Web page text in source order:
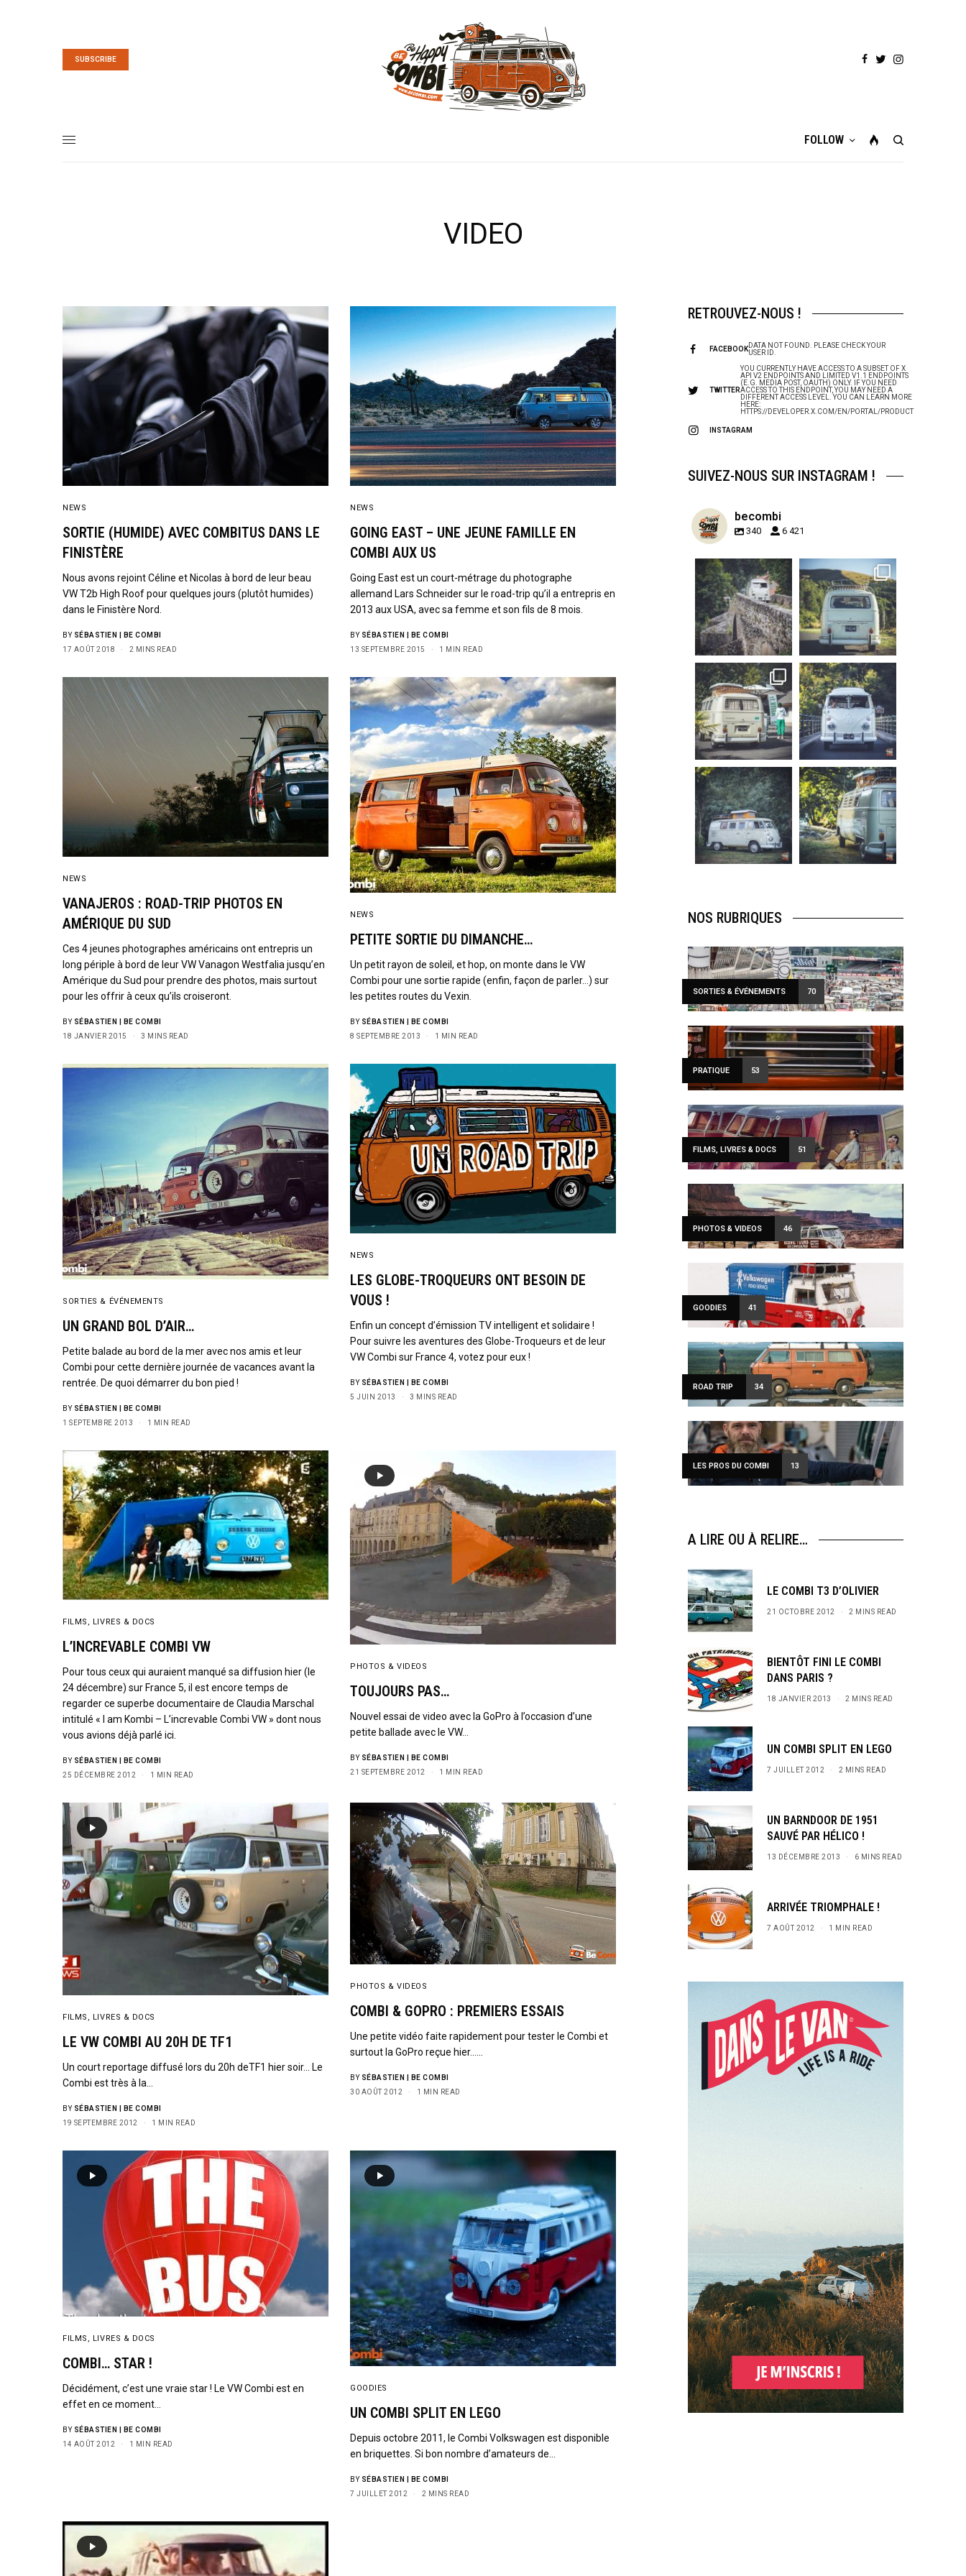
Sign Up to Our Newsletter
Get notified about exclusive offers every
week!
I would like to receive news and special offers.
SUBSCRIBE
FOLLOW
VIDEO
NEWS
SORTIE (HUMIDE) AVEC COMBITUS DANS LE
FINISTÈRE
Nous avons rejoint Céline et Nicolas à bord de leur beau
VW T2b High Roof pour quelques jours (plutôt humides)
dans le Finistère Nord.
BY SÉBASTIEN | BE COMBI
17 AOÛT 2018
2 MINS READ
NEWS
GOING EAST – UNE JEUNE FAMILLE EN
COMBI AUX US
Going East est un court-métrage du photographe
allemand Lars Schneider sur le road-trip qu’il a entrepris en
2013 aux USA, avec sa femme et son fils de 8 mois.
BY SÉBASTIEN | BE COMBI
13 SEPTEMBRE 2015
1 MIN READ
NEWS
VANAJEROS : ROAD-TRIP PHOTOS EN
AMÉRIQUE DU SUD
Ces 4 jeunes photographes américains ont entrepris un
long périple à bord de leur VW Vanagon Westfalia jusqu’en
Amérique du Sud pour prendre des photos, mais surtout
pour les offrir à ceux qu’ils croiseront.
BY SÉBASTIEN | BE COMBI
18 JANVIER 2015
3 MINS READ
NEWS
PETITE SORTIE DU DIMANCHE…
Un petit rayon de soleil, et hop, on monte dans le VW
Combi pour une sortie rapide (enfin, façon de parler…) sur
les petites routes du Vexin.
BY SÉBASTIEN | BE COMBI
8 SEPTEMBRE 2013
1 MIN READ
SORTIES & ÉVÉNEMENTS
UN GRAND BOL D’AIR…
Petite balade au bord de la mer avec nos amis et leur
Combi pour cette dernière journée de vacances avant la
rentrée. De quoi démarrer du bon pied !
BY SÉBASTIEN | BE COMBI
1 SEPTEMBRE 2013
1 MIN READ
NEWS
LES GLOBE-TROQUEURS ONT BESOIN DE
VOUS !
Enfin un concept d’émission TV intelligent et solidaire !
Pour suivre les aventures des Globe-Troqueurs et de leur
VW Combi sur France 4, votez pour eux !
BY SÉBASTIEN | BE COMBI
5 JUIN 2013
3 MINS READ
FILMS, LIVRES & DOCS
L’INCREVABLE COMBI VW
Pour tous ceux qui auraient manqué sa diffusion hier (le
24 décembre) sur France 5, il est encore temps de
regarder ce superbe documentaire de Claudia Marschal
intitulé « I am Kombi – L’increvable Combi VW » dont nous
vous avions déjà parlé ici.
BY SÉBASTIEN | BE COMBI
25 DÉCEMBRE 2012
1 MIN READ
PHOTOS & VIDEOS
TOUJOURS PAS…
Nouvel essai de video avec la GoPro à l’occasion d’une
petite ballade avec le VW…
BY SÉBASTIEN | BE COMBI
21 SEPTEMBRE 2012
1 MIN READ
FILMS, LIVRES & DOCS
LE VW COMBI AU 20H DE TF1
Un court reportage diffusé lors du 20h deTF1 hier soir… Le
Combi est très à la…
BY SÉBASTIEN | BE COMBI
19 SEPTEMBRE 2012
1 MIN READ
PHOTOS & VIDEOS
COMBI & GOPRO : PREMIERS ESSAIS
Une petite vidéo faite rapidement pour tester le Combi et
surtout la GoPro reçue hier……
BY SÉBASTIEN | BE COMBI
30 AOÛT 2012
1 MIN READ
FILMS, LIVRES & DOCS
COMBI… STAR !
Décidément, c’est une vraie star ! Le VW Combi est en
effet en ce moment…
BY SÉBASTIEN | BE COMBI
14 AOÛT 2012
1 MIN READ
GOODIES
UN COMBI SPLIT EN LEGO
Depuis octobre 2011, le Combi Volkswagen est disponible
en briquettes. Si bon nombre d’amateurs de…
BY SÉBASTIEN | BE COMBI
7 JUILLET 2012
2 MINS READ
RETROUVEZ-NOUS !
FACEBOOKDATA NOT FOUND. PLEASE CHECK YOUR
USER ID.
TWITTER
YOU CURRENTLY HAVE ACCESS TO A SUBSET OF X
API V2 ENDPOINTS AND LIMITED V1.1 ENDPOINTS
(E.G. MEDIA POST, OAUTH) ONLY. IF YOU NEED
ACCESS TO THIS ENDPOINT, YOU MAY NEED A
DIFFERENT ACCESS LEVEL. YOU CAN LEARN MORE
HERE:
HTTPS://DEVELOPER.X.COM/EN/PORTAL/PRODUCT
INSTAGRAM
SUIVEZ-NOUS SUR INSTAGRAM !
becombi
340 6 421
becombi
Sep 15
219
3
becombi
Sep 12
216
3
becombi
Sep 10
220
4
becombi
Août 10
177
becombi
Août 10
120
0
becombi
Août 10
108
0
NOS RUBRIQUES
SORTIES & ÉVÉNEMENTS 70
PRATIQUE 53
FILMS, LIVRES & DOCS 51
PHOTOS & VIDEOS 46
GOODIES 41
ROAD TRIP 34
LES PROS DU COMBI 13
A LIRE OU À RELIRE…
LE COMBI T3 D’OLIVIER
21 OCTOBRE 2012 2 MINS READ
BIENTÔT FINI LE COMBI
DANS PARIS ?
18 JANVIER 2013 2 MINS READ
UN COMBI SPLIT EN LEGO
7 JUILLET 2012 2 MINS READ
UN BARNDOOR DE 1951
SAUVÉ PAR HÉLICO !
13 DÉCEMBRE 2013 6 MINS READ
ARRIVÉE TRIOMPHALE !
7 AOÛT 2012 1 MIN READ